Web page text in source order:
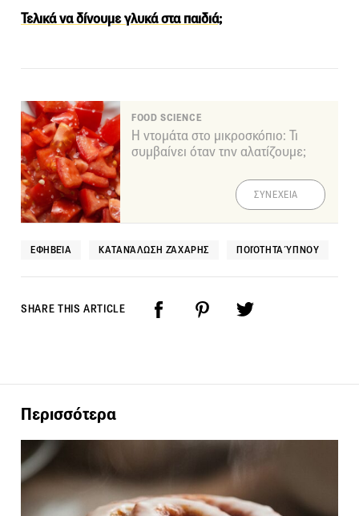
Τελικά να δίνουμε γλυκά στα παιδιά;
FOOD SCIENCE
Η ντομάτα στο μικροσκόπιο: Τι
συμβαίνει όταν την αλατίζουμε;
ΣΥΝΕΧΕΙΑ
ΕΦΗΒΕΊΑ ΚΑΤΑΝΆΛΩΣΗ ΖΆΧΑΡΗΣ ΠΟΙΌΤΗΤΑ ΎΠΝΟΥ
SHARE THIS ARTICLE
Περισσότερα